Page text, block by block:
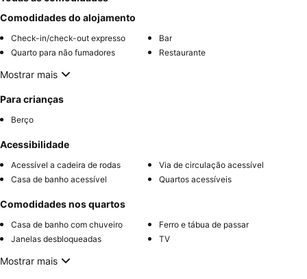
Comodidades do alojamento
Check-in/check-out expresso
Bar
Quarto para não fumadores
Restaurante
Mostrar mais
Para crianças
Berço
Acessibilidade
Acessível a cadeira de rodas
Via de circulação acessível
Casa de banho acessível
Quartos acessíveis
Comodidades nos quartos
Casa de banho com chuveiro
Ferro e tábua de passar
Janelas desbloqueadas
TV
Mostrar mais